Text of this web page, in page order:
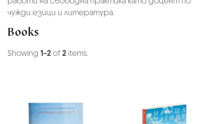
чужди езици и литература.
Books
Showing 1-2of2 items.